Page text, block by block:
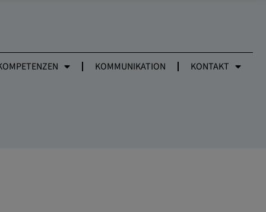
KOMMUNIKATION KONTAKT